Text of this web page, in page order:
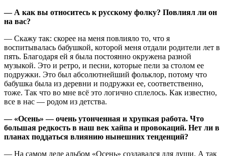
— А как вы относитесь к русскому фолку? Повлиял ли он
на вас?
— Скажу так: скорее на меня повлияло то, что я
воспитывалась бабушкой, которой меня отдали родители лет в
пять. Благодаря ей я была постоянно окружена разной
музыкой. Это и ретро, и песни, которые пели за столом ее
подружки. Это был абсолютнейший фольклор, потому что
бабушка была из деревни и подружки ее, соответственно,
тоже. Так что во мне всё это логично сплелось. Как известно,
все в нас — родом из детства.
— «Осень» — очень утонченная и хрупкая работа. Что
большая редкость в наш век хайпа и провокаций. Нет ли в
планах поддаться влиянию нынешних тенденций?
— На самом деле альбом «Осень» создавался для души. А так